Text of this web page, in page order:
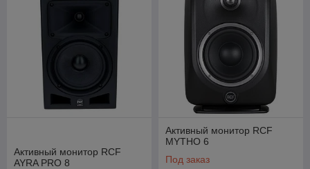
Активный монитор RCF
AYRA PRO 8
Активный монитор RCF
MYTHO 6
Под заказ